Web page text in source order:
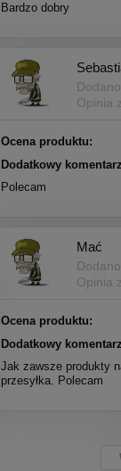
Bardzo dobry
Opinia
Ocena produktu:
Dodatkowy
Polecam
Mać
Opinia
Ocena produktu:
Dodatkowy
Jak zawsze produkty
przesyłka. Polecam